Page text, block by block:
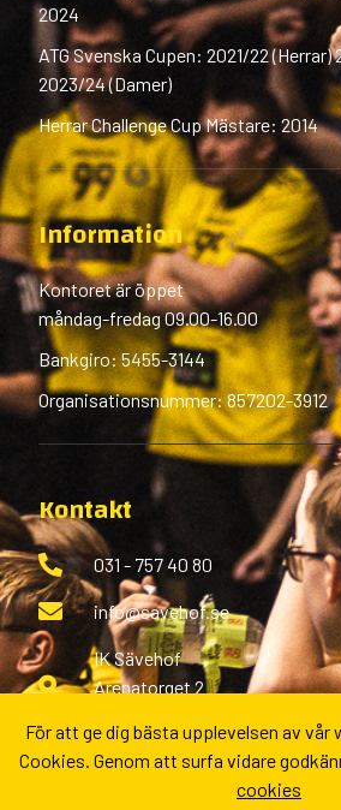
2024
ATG Svenska Cupen: 2021/22 (Herrar)
2023/24 (Damer)
Herrar Challenge Cup Mästare: 2014
Information
Kontoret är öppet
måndag-fredag 09.00-16.00
Bankgiro: 5455-3144
Organisationsnummer: 857202-3912
Kontakt
031 - 757 40 80
info@savehof.se
IK Sävehof
Arenatorget 2
Fler kontaktvägar
För att ge dig bästa upplevelsen av vår
Cookies. Genom att surfa vidare
cookies